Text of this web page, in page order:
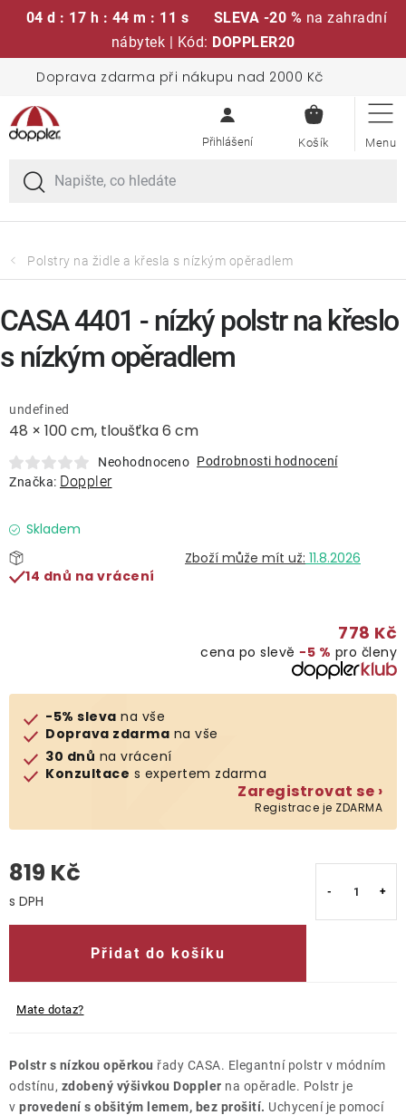
04 d : 17 h : 44 m : 10 s SLEVA -20 % na zahradní
nábytek | Kód: DOPPLER20
obsah
Doprava zdarma při nákupu nad 2000 Kč
KOŠÍK
Sedací soupravy
Slunečníky
Křesla a židle
Lavice a houpačky
Lehátka
Doplňky
Deštníky
Gastro produkty
Klub výhod
Polstry na židle a křesla s nízkým opěradlem
48 × 100 cm, tloušťka 6 cm
undefined
Neohodnoceno Podrobnosti hodnocení
Značka: Doppler
Skladem
11.8.2026
14 dnů na vrácení
778 Kč
cena po slevě −5 % pro členy
-5% sleva na vše
Doprava zdarma na vše
30 dnů na vrácení
Konzultace s expertem zdarma
Zaregistrovat se ›
Registrace je ZDARMA
819 Kč
Přidat do košíku
Mate dotaz?
Polstr s nízkou opěrkou řady CASA. Elegantní polstr v módním
odstínu, zdobený výšivkou Doppler na opěradle. Polstr je
v provedení s obšitým lemem, bez prošití. Uchycení je pomocí
CASA 4401 - nízký polstr na křeslo
s nízkým opěradlem